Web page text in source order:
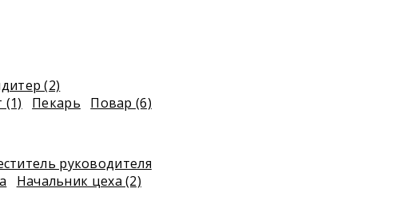
(2)
(1) Пекарь
Повар (6)
руководителя
Начальник цеха (2)